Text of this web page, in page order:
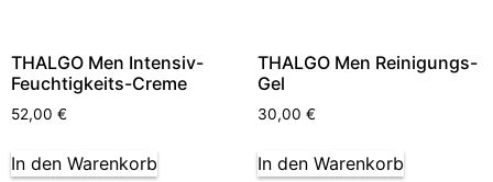
THALGO Men Intensiv-
Feuchtigkeits-Creme
52,00 €
In den Warenkorb
THALGO Men Reinigungs-
Gel
30,00 €
In den Warenkorb